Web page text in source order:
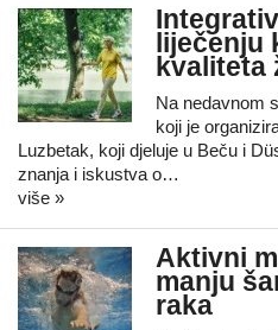
liječenju
kvaliteta
Na nedavnom
koji je
Luzbetak, koji djeluje u Beču i
znanja i iskustva o…
više »
Aktivni
manju
raka